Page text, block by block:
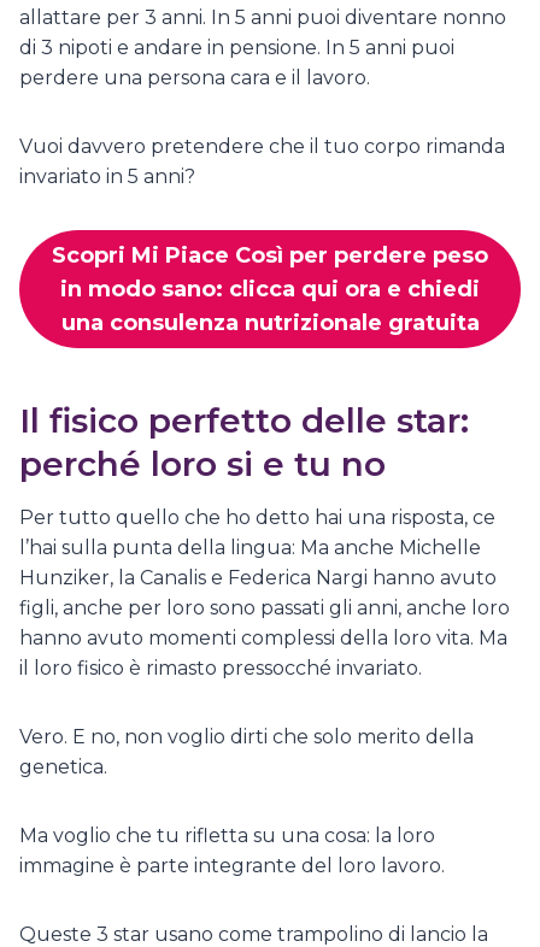
allattare per 3 anni. In 5 anni puoi diventare nonno
di 3 nipoti e andare in pensione. In 5 anni puoi
perdere una persona cara e il lavoro.
Vuoi davvero pretendere che il tuo corpo rimanda
invariato in 5 anni?
Scopri Mi Piace Così per perdere peso
in modo sano: clicca qui ora e chiedi
una consulenza nutrizionale gratuita
Il fisico perfetto delle star:
perché loro si e tu no
Per tutto quello che ho detto hai una risposta, ce
l’hai sulla punta della lingua: Ma anche Michelle
Hunziker, la Canalis e Federica Nargi hanno avuto
figli, anche per loro sono passati gli anni, anche loro
hanno avuto momenti complessi della loro vita. Ma
il loro fisico è rimasto pressocché invariato.
Vero. E no, non voglio dirti che solo merito della
genetica.
Ma voglio che tu rifletta su una cosa: la loro
immagine è parte integrante del loro lavoro.
Queste 3 star usano come trampolino di lancio la